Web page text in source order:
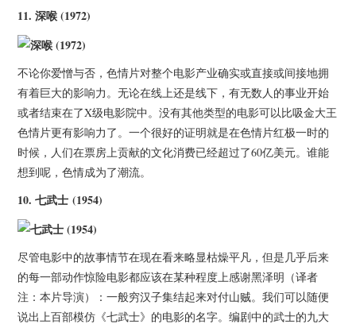
11.深喉(1972)
不论你爱憎与否，色情片对整个电影产业确实或直接或间接地拥
有着巨大的影响力。无论在线上还是线下，有无数人的事业开始
或者结束在了X级电影院中。没有其他类型的电影可以比吸金大王
色情片更有影响力了。一个很好的证明就是在色情片红极一时的
时候，人们在票房上贡献的文化消费已经超过了60亿美元。谁能
想到呢，色情成为了潮流。
10.七武士 (1954)
尽管电影中的故事情节在现在看来略显枯燥平凡，但是几乎后来
的每一部动作惊险电影都应该在某种程度上感谢黑泽明（译者
注：本片导演）：一般穷汉子集结起来对付山贼。我们可以随便
说出上百部模仿《七武士》的电影的名字。编剧中的武士的九大